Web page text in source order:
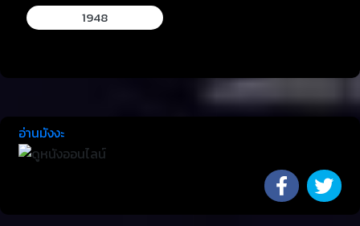
1948
อ่านมังงะ